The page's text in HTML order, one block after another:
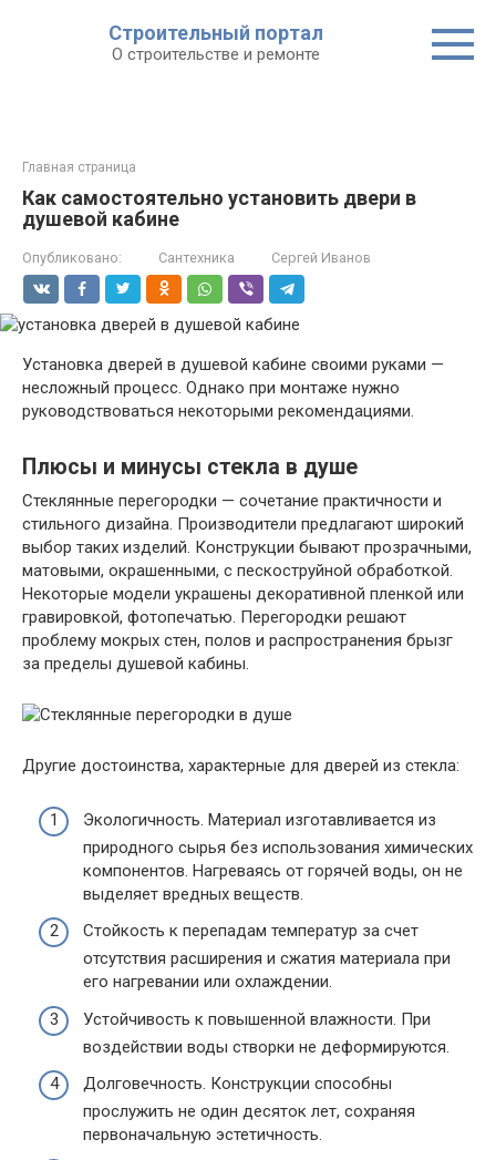
Строительный портал
О строительстве и ремонте
Главная страница
Как самостоятельно установить двери в
душевой кабине
Опубликовано: Сантехника Сергей Иванов
Установка дверей в душевой кабине своими руками —
несложный процесс. Однако при монтаже нужно
руководствоваться некоторыми рекомендациями.
Плюсы и минусы стекла в душе
Стеклянные перегородки — сочетание практичности и
стильного дизайна. Производители предлагают широкий
выбор таких изделий. Конструкции бывают прозрачными,
матовыми, окрашенными, с пескоструйной обработкой.
Некоторые модели украшены декоративной пленкой или
гравировкой, фотопечатью. Перегородки решают
проблему мокрых стен, полов и распространения брызг
за пределы душевой кабины.
Другие достоинства, характерные для дверей из стекла:
Экологичность. Материал изготавливается из
природного сырья без использования химических
компонентов. Нагреваясь от горячей воды, он не
выделяет вредных веществ.
Стойкость к перепадам температур за счет
отсутствия расширения и сжатия материала при
его нагревании или охлаждении.
Устойчивость к повышенной влажности. При
воздействии воды створки не деформируются.
Долговечность. Конструкции способны
прослужить не один десяток лет, сохраняя
первоначальную эстетичность.